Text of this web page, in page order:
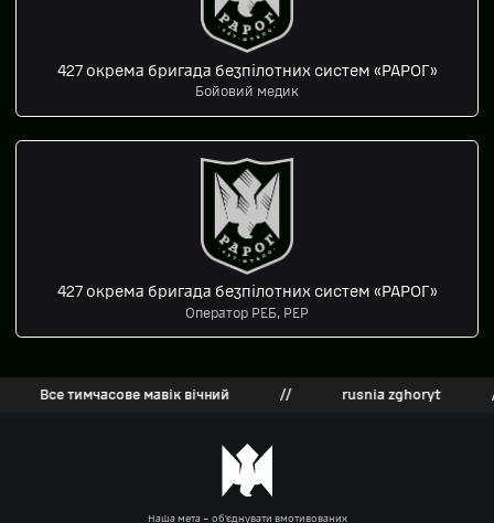
427 окрема бригада безпілотних систем «РАРОГ»
Бойовий медик
427 окрема бригада безпілотних систем «РАРОГ»
Оператор РЕБ, РЕР
Все тимчасове мавік вічний rusnia zghoryt
Наша мета – об’єднувати вмотивованих